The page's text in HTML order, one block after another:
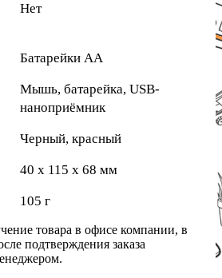
Нет
Батарейки АА
Мышь, батарейка, USB-
наноприёмник
Черный, красный
40 x 115 x 68 мм
105 г
товара в офисе компании, в
подтверждения заказа